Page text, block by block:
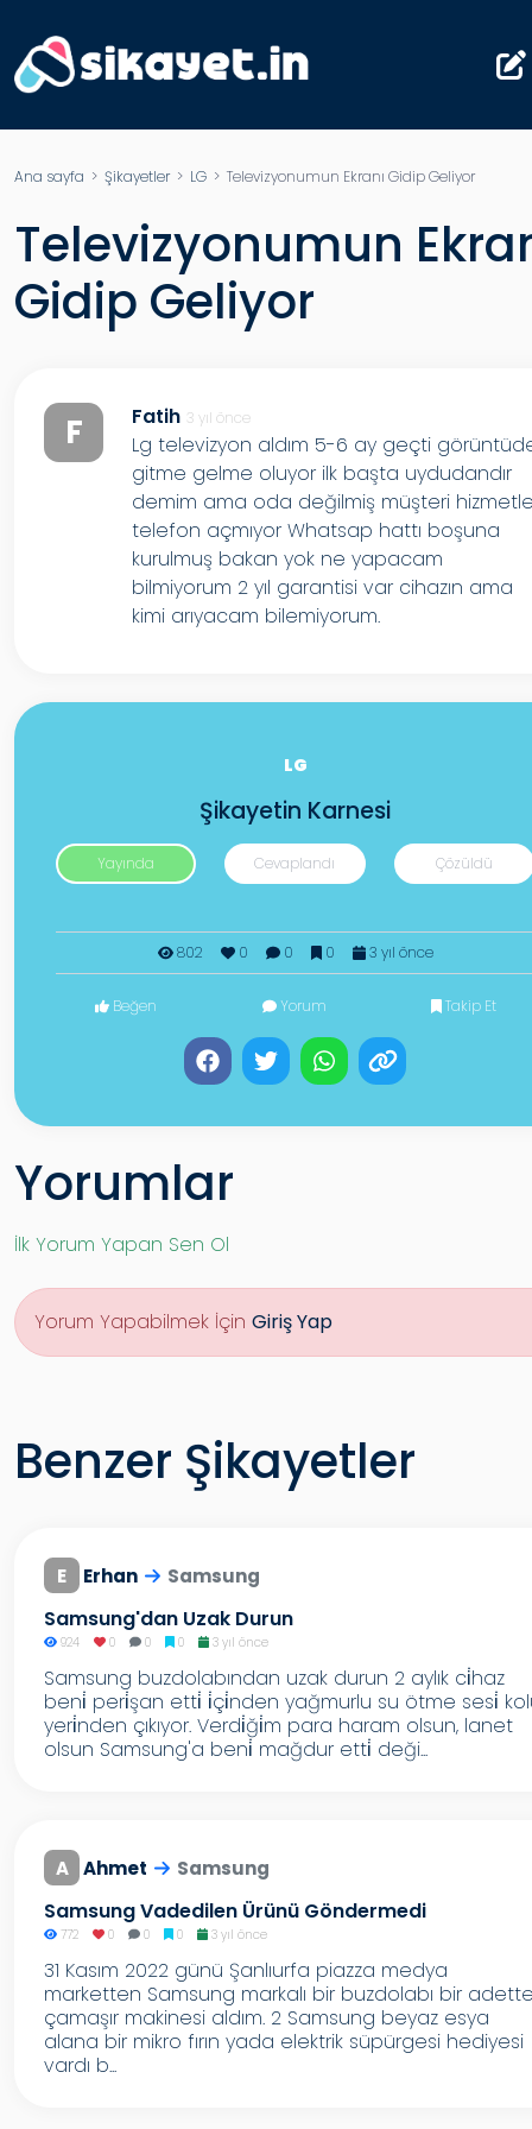
Ana sayfa > Şikayetler> LG > Televizyonumun Ekranı Gidip Geliyor
Televizyonumun
Gidip Geliyor
F Fatih 3 yıl önce
Lg televizyon aldım 5-6 ay geçti
gitme gelme oluyor ilk başta uydudandır
demim ama oda değilmiş müşteri
telefon açmıyor Whatsap hattı boşuna
kurulmuş bakan yok ne yapacam
bilmiyorum 2 yıl garantisi var cihazın ama
kimi arıyacam bilemiyorum.
LG
Şikayetin Karnesi
Yayında Cevaplandı Çözüldü
802 0 0 0 3 yıl önce
Beğen Yorum Takip Et
Yorumlar
İlk Yorum Yapan Sen Ol
Yorum Yapabilmek İçin Giriş Yap
Benzer Şikayetler
E Erhan Samsung
Samsung'dan Uzak Durun
924 0 0 0 3 yıl önce
Samsung buzdolabından uzak durun 2 aylık ci̇haz
beni̇ peri̇şan etti̇ i̇çi̇nden yağmurlu su ötme sesi̇
yeri̇nden çıkıyor. Verdi̇ği̇m para haram olsun, lanet
olsun Samsung'a beni̇ mağdur etti̇ deği...
A Ahmet Samsung
Samsung Vadedilen Ürünü Göndermedi
772 0 0 0 3 yıl önce
31 Kasım 2022 günü Şanlıurfa piazza medya
marketten Samsung markalı bir buzdolabı bir
çamaşır makinesi aldım. 2 Samsung beyaz esya
alana bir mikro fırın yada elektrik süpürgesi hediyesi
vardı b...